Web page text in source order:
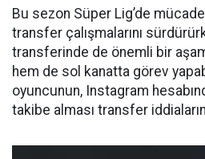
Bu sezon Süper Lig’de
transfer çalışmalarını
transferinde de önemli bir
hem de sol kanatta görev
oyuncunun, Instagram
takibe alması transfer